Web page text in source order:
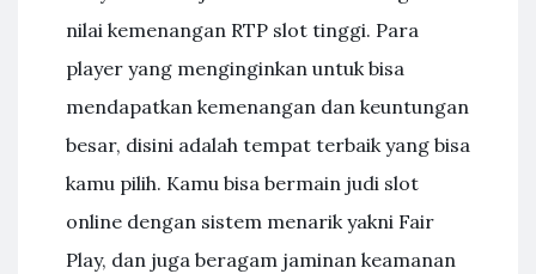
nilai kemenangan RTP slot tinggi. Para
player yang menginginkan untuk bisa
mendapatkan kemenangan dan keuntungan
besar, disini adalah tempat terbaik yang bisa
kamu pilih. Kamu bisa bermain judi slot
online dengan sistem menarik yakni Fair
Play, dan juga beragam jaminan keamanan